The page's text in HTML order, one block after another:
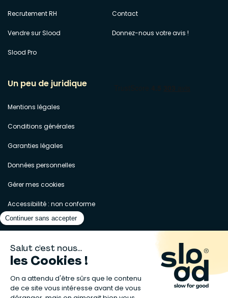
Recrutement RH
Vendre sur Slood
Slood Pro
Contact
Donnez-nous votre avis !
Un peu de juridique
Mentions légales
Conditions générales
Garanties légales
Données personnelles
Gérer mes cookies
Accessibilité : non conforme